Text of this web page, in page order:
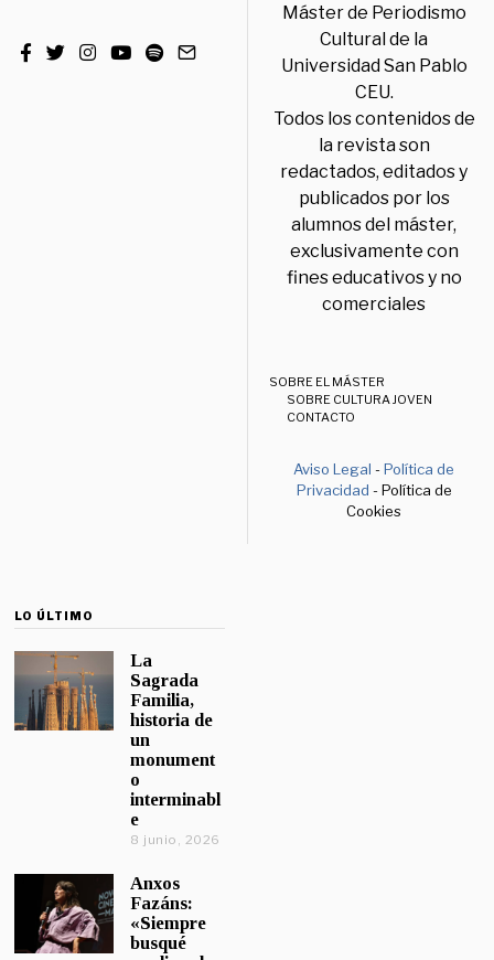
Máster de Periodismo
Cultural de la
Universidad San Pablo
CEU.
Todos los contenidos de
la revista son
redactados, editados y
publicados por los
alumnos del máster,
exclusivamente con
fines educativos y no
comerciales
SOBRE EL MÁSTER
SOBRE CULTURA JOVEN
CONTACTO
Aviso Legal -Política de
Privacidad - Política de
Cookies
LO ÚLTIMO
La
Sagrada
Familia,
historia de
un
monument
o
interminabl
e
8 junio, 2026
Anxos
Fazáns:
«Siempre
busqué